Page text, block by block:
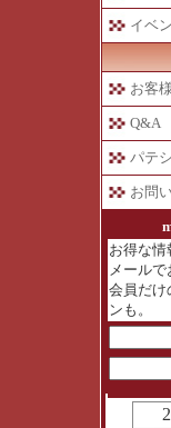
イベ
お客
Q&A
パテ
お問
お得な情
メール
会員だけ
ンも。